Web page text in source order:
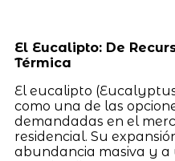
El Eucalipto: De
Térmica
El eucalipto
como una de las
demandadas en el
residencial. Su
abundancia masiva y